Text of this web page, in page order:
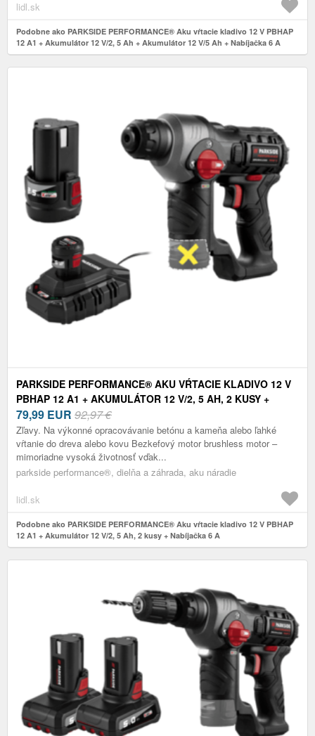
lidl.sk
Podobne ako PARKSIDE PERFORMANCE® Aku vŕtacie kladivo 12 V PBHAP
12 A1 + Akumulátor 12 V/2, 5 Ah + Akumulátor 12 V/5 Ah + Nabíjačka 6 A
PARKSIDE PERFORMANCE® AKU VŔTACIE KLADIVO 12 V
PBHAP 12 A1 + AKUMULÁTOR 12 V/2, 5 AH, 2 KUSY +
NABÍJAČKA 6 A
79,99 EUR 92,97 €
Zľavy. Na výkonné opracovávanie betónu a kameňa alebo ľahké
vŕtanie do dreva alebo kovu Bezkefový motor brushless motor –
mimoriadne vysoká životnosť vďak...
parkside performance®, dielňa a záhrada, aku náradie
lidl.sk
Podobne ako PARKSIDE PERFORMANCE® Aku vŕtacie kladivo 12 V PBHAP
12 A1 + Akumulátor 12 V/2, 5 Ah, 2 kusy + Nabíjačka 6 A